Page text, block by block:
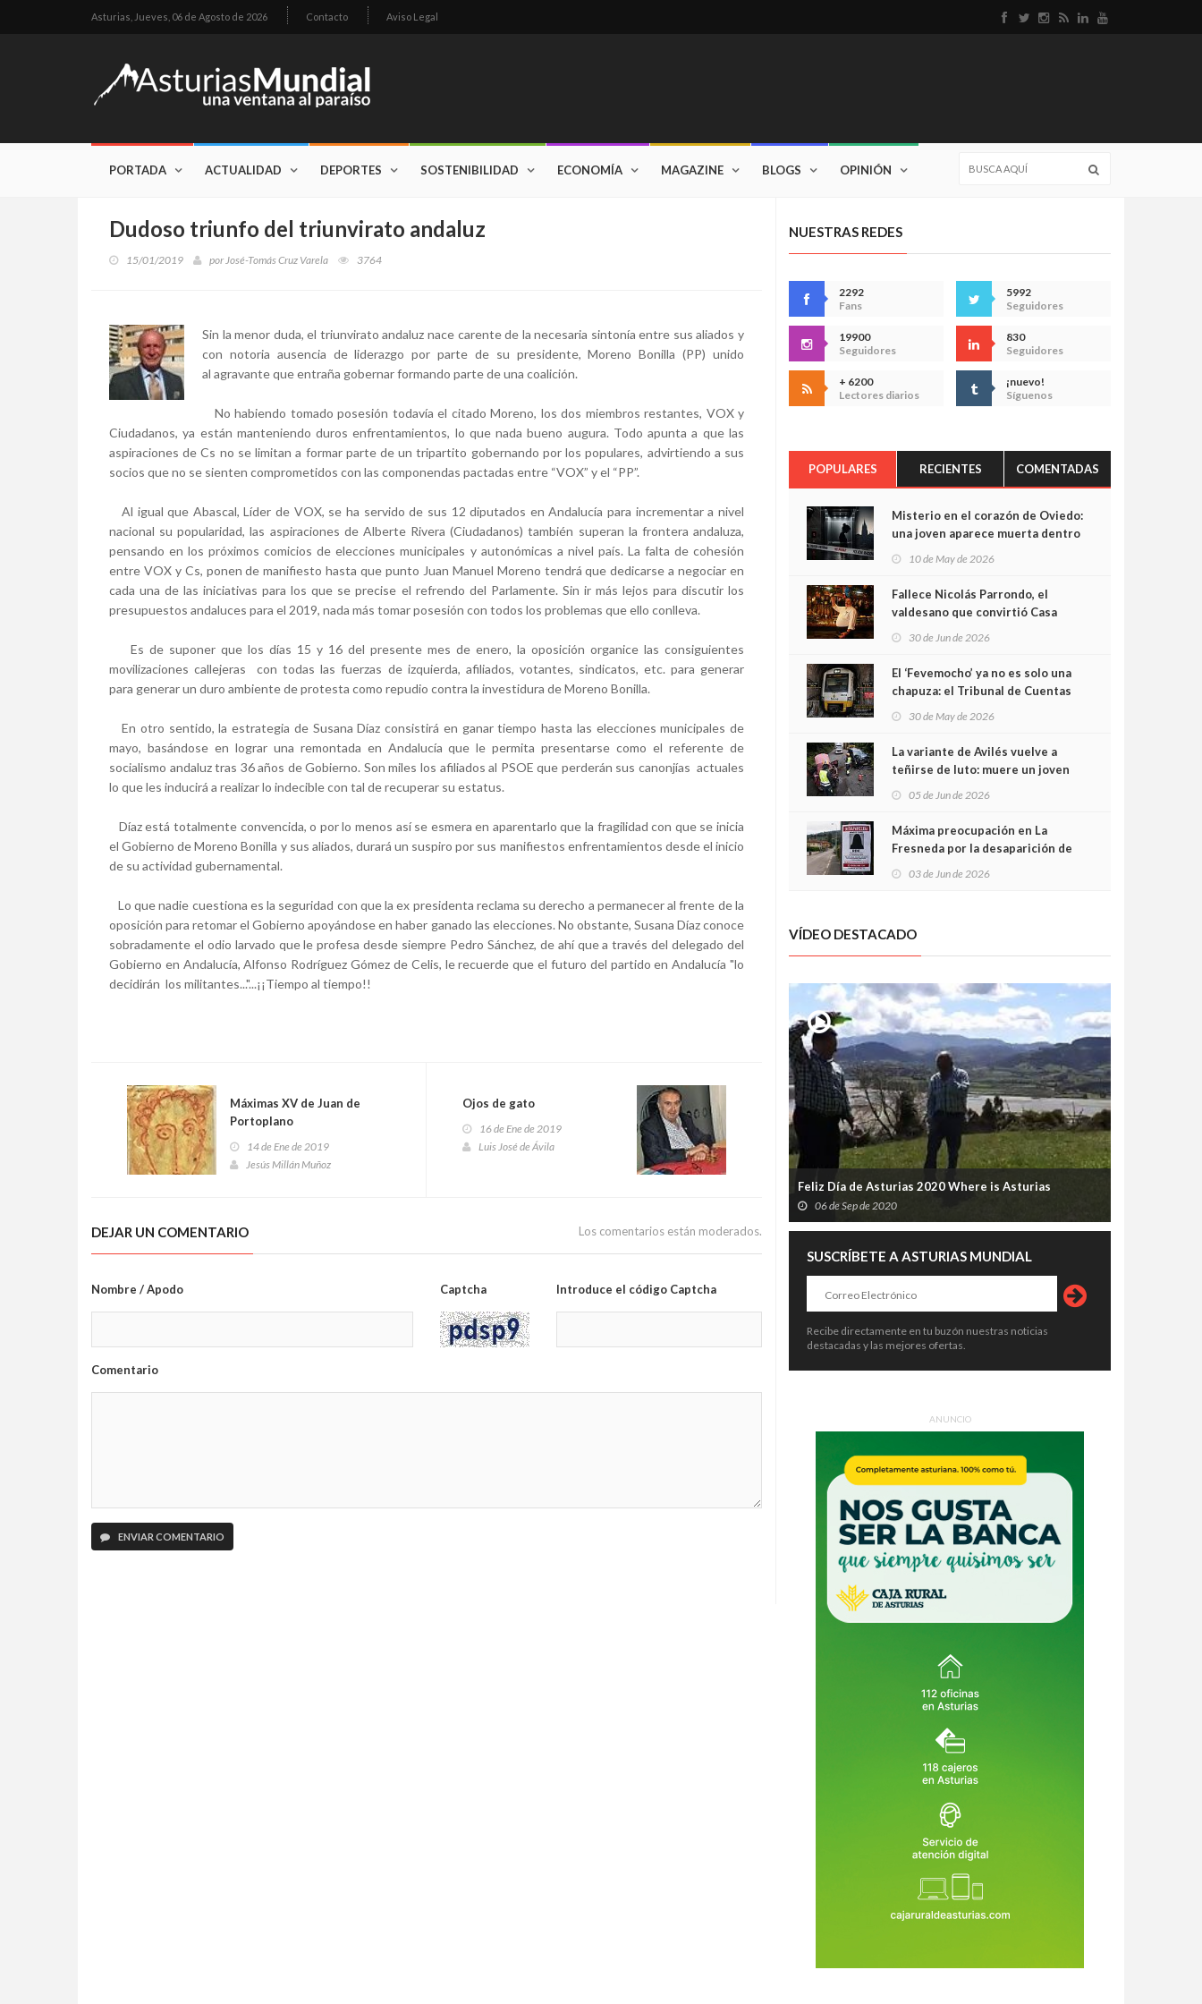
Asturias, Jueves, 06 de Agosto de 2026 Contacto Aviso Legal
PORTADA ACTUALIDAD DEPORTES SOSTENIBILIDAD ECONOMÍA MAGAZINE BLOGS OPINIÓN
Dudoso triunfo del triunvirato andaluz
15/01/2019 porJosé-Tomás Cruz Varela 3764
Sin la menor duda, el triunvirato andaluz nace carente de la necesaria sintonía entre sus aliados y
con notoria ausencia de liderazgo por parte de su presidente, Moreno Bonilla (PP) unido
al agravante que entraña gobernar formando parte de una coalición.
No habiendo tomado posesión todavía el citado Moreno, los dos miembros restantes, VOX y
Ciudadanos, ya están manteniendo duros enfrentamientos, lo que nada bueno augura. Todo apunta a que las
aspiraciones de Cs no se limitan a formar parte de un tripartito gobernando por los populares, advirtiendo a sus
socios que no se sienten comprometidos con las componendas pactadas entre “VOX” y el “PP”.
Al igual que Abascal, Líder de VOX, se ha servido de sus 12 diputados en Andalucía para incrementar a nivel
nacional su popularidad, las aspiraciones de Alberte Rivera (Ciudadanos) también superan la frontera andaluza,
pensando en los próximos comicios de elecciones municipales y autonómicas a nivel país. La falta de cohesión
entre VOX y Cs, ponen de manifiesto hasta que punto Juan Manuel Moreno tendrá que dedicarse a negociar en
cada una de las iniciativas para los que se precise el refrendo del Parlamente. Sin ir más lejos para discutir los
presupuestos andaluces para el 2019, nada más tomar posesión con todos los problemas que ello conlleva.
Es de suponer que los días 15 y 16 del presente mes de enero, la oposición organice las consiguientes
movilizaciones callejeras con todas las fuerzas de izquierda, afiliados, votantes, sindicatos, etc. para generar
para generar un duro ambiente de protesta como repudio contra la investidura de Moreno Bonilla.
En otro sentido, la estrategia de Susana Díaz consistirá en ganar tiempo hasta las elecciones municipales de
mayo, basándose en lograr una remontada en Andalucía que le permita presentarse como el referente de
socialismo andaluz tras 36 años de Gobierno. Son miles los afiliados al PSOE que perderán sus canonjías actuales
lo que les inducirá a realizar lo indecible con tal de recuperar su estatus.
Díaz está totalmente convencida, o por lo menos así se esmera en aparentarlo que la fragilidad con que se inicia
el Gobierno de Moreno Bonilla y sus aliados, durará un suspiro por sus manifiestos enfrentamientos desde el inicio
de su actividad gubernamental.
Lo que nadie cuestiona es la seguridad con que la ex presidenta reclama su derecho a permanecer al frente de la
oposición para retomar el Gobierno apoyándose en haber ganado las elecciones. No obstante, Susana Díaz conoce
sobradamente el odio larvado que le profesa desde siempre Pedro Sánchez, de ahí que a través del delegado del
Gobierno en Andalucía, Alfonso Rodríguez Gómez de Celis, le recuerde que el futuro del partido en Andalucía "lo
decidirán los militantes..."...¡¡Tiempo al tiempo!!
Máximas XV de Juan de
Portoplano
14 de Ene de 2019
Jesús Millán Muñoz
Ojos de gato
16 de Ene de 2019
Luis José de Ávila
DEJAR UN COMENTARIO Los comentarios están moderados.
Nombre / Apodo Captcha Introduce el código Captcha
Comentario
ENVIAR COMENTARIO
NUESTRAS REDES
2292
Fans
5992
Seguidores
19900
Seguidores
830
Seguidores
+ 6200
Lectores diarios
¡nuevo!
Síguenos
POPULARES RECIENTES COMENTADAS
Misterio en el corazón de Oviedo:
una joven aparece muerta dentro
cámaras captan sus últimos
minutos
10 de May de 2026
Fallece Nicolás Parrondo, el
valdesano que convirtió Casa
30 de Jun de 2026
El ‘Fevemocho’ ya no es solo una
chapuza: el Tribunal de Cuentas
sobrecoste de los trenes que no
cabían por los túneles
30 de May de 2026
La variante de Avilés vuelve a
teñirse de luto: muere un joven
05 de Jun de 2026
Máxima preocupación en La
Fresneda por la desaparición de
03 de Jun de 2026
VÍDEO DESTACADO
Feliz Día de Asturias 2020 Where is Asturias
06 de Sep de 2020
SUSCRÍBETE A ASTURIAS MUNDIAL
Recibe directamente en tu buzón nuestras noticias
destacadas y las mejores ofertas.
ANUNCIO